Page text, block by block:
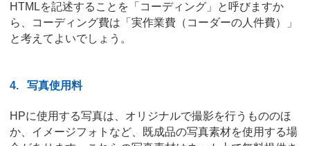
HTMLを記述することを「コーディング」と呼びますか
ら、コーディング費は「実作業費（コーダーの人件費）」
と考えてよいでしょう。
4. 写真使用料
HPに使用する写真は、オリジナルで撮影を行うもののほ
か、イメージフォトなど、既成品の写真素材を使用する場